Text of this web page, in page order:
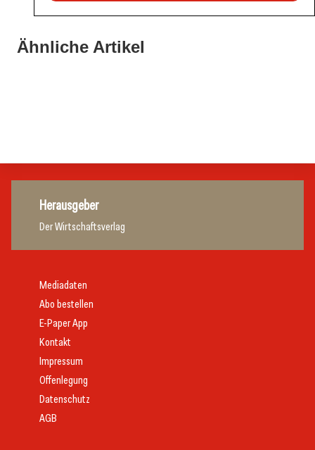
Ähnliche Artikel
War die Fußball-WM 2026 für Ihren Betrieb ein
21. Juli 2026
Stipendium für Nachwuchstalent in der Wiener
Herausgeber
Der Wirtschaftsverlag
Mediadaten
Abo bestellen
E-Paper App
Kontakt
Impressum
Offenlegung
Datenschutz
AGB